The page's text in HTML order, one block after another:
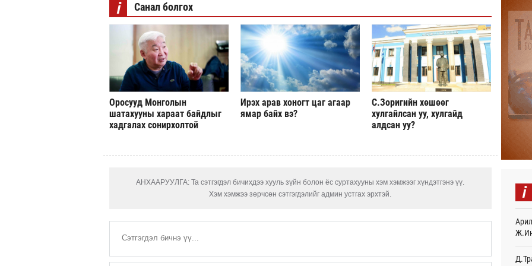
i Санал болгох
Оросууд Монголын
шатахууны хараат байдлыг
хадгалах сонирхолтой
Ирэх арав хоногт цаг агаар
ямар байх вэ?
С.Зоригийн хөшөөг
хулгайлсан уу, хулгайд
алдсан уу?
АНХААРУУЛГА: Та сэтгэгдэл бичихдээ хууль зүйн болон ёс суртахууны хэм хэмжээг хүндэтгэнэ үү.
Хэм хэмжээ зөрчсөн сэтгэгдэлийг админ устгах эрхтэй.
авна
Энэ
i